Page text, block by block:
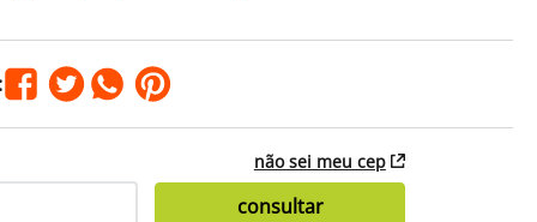
não sei meu cep